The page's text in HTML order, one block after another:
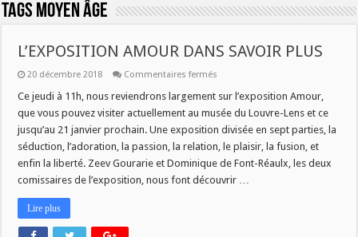
Tags moyen âge
L’EXPOSITION AMOUR DANS SAVOIR PLUS
20 décembre 2018 Commentaires fermés
AMOUR
SAVOIR
PLUS
Ce jeudi à 11h, nous reviendrons largement sur l’exposition Amour,
que vous pouvez visiter actuellement au musée du Louvre-Lens et ce
jusqu’au 21 janvier prochain. Une exposition divisée en sept parties, la
séduction, l’adoration, la passion, la relation, le plaisir, la fusion, et
enfin la liberté. Zeev Gourarie et Dominique de Font-Réaulx, les deux
comissaires de l’exposition, nous font découvrir …
Lire plus